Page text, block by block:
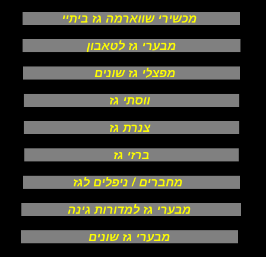
מכשירי שווארמה גז ביתיי
מבערי גז לטאבון
מפצלי גז שונים
ווסתי גז
צנרת גז
ברזי גז
מחברים / ניפלים לגז
מבערי גז למדורות גינה
מבערי גז שונים